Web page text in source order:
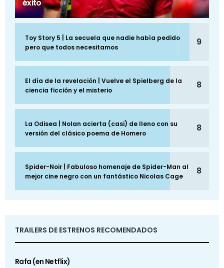
éxito
Toy Story 5 | La secuela que nadie había pedido
pero que todos necesitamos
9
El día de la revelación | Vuelve el Spielberg de la
ciencia ficción y el misterio
8
La Odisea | Nolan acierta (casi) de lleno con su
versión del clásico poema de Homero
8
Spider-Noir | Fabuloso homenaje de Spider-Man al
mejor cine negro con un fantástico Nicolas Cage
8
TRAILERS DE ESTRENOS RECOMENDADOS
Rafa (en Netflix)